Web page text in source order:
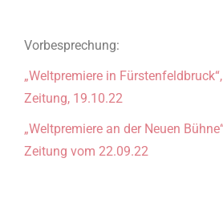
Vorbesprechung:
„Weltpremiere in
Zeitung, 19.10.22
„Weltpremiere an der Neuen
Zeitung vom 22.09.22